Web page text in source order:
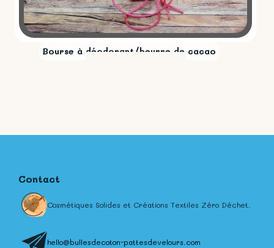
Bourse à déodorant/beurre de cacao
Contact
Cosmétiques Solides et Créations Textiles Zéro Déchet.
hello@bullesdecoton-pattesdevelours.com